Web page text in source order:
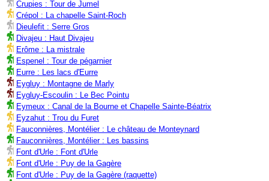
Crupies : Tour de Jumel
Crépol : La chapelle Saint-Roch
Dieulefit : Serre Gros
Divajeu : Haut Divajeu
Erôme : La mistrale
Espenel : Tour de pégarnier
Eurre : Les lacs d'Eurre
Eygluy : Montagne de Marly
Eygluy-Escoulin : Le Bec Pointu
Eymeux : Canal de la Bourne et Chapelle Sainte-Béatrix
Eyzahut : Trou du Furet
Fauconnières, Montélier : Le château de Monteynard
Fauconnières, Montélier : Les bassins
Font d'Urle : Font d'Urle
Font d'Urle : Puy de la Gagère
Font d'Urle : Puy de la Gagère (raquette)